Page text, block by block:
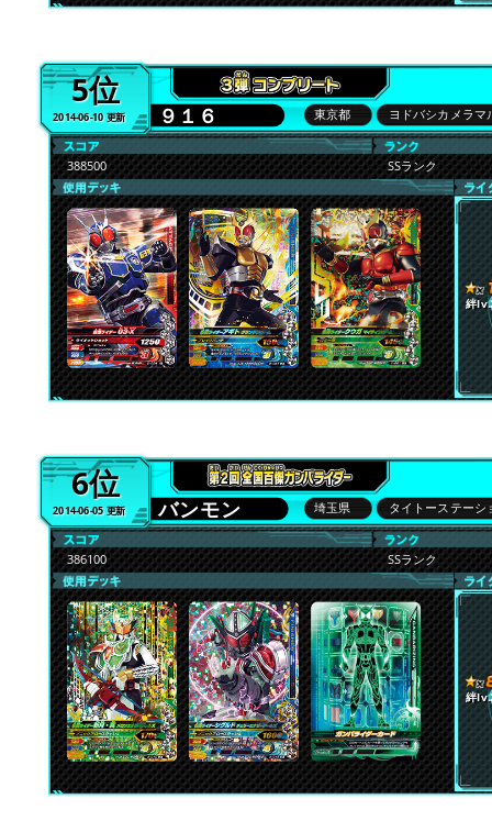
5位
2014-06-10 更新 ９１６ 東京都 ヨドバシカメラマ
388500 SSランク
絆
6位
2014-06-05 更新 バンモン 埼玉県 タイトーステーシ
386100 SSランク
絆